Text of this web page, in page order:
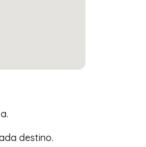
destino.